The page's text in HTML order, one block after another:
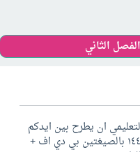
الثاني
ف2 1440 يسرنا نحن موقع حل التعليمي ان يطرح بين ايدكم
موضوع شامل لجميع اوراق عمل منهج صف ثاني متوسط الفصل الدراسي الثاني لعام ١٤٤٠ بالصيغتين بي دي اف +